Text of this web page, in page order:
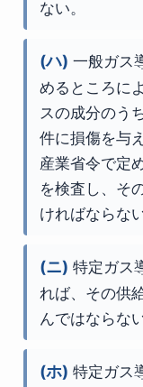
ない。
(ハ) 一般ガス
めるところに
スの成分のう
件に損傷を与
産業省令で定
を検査し、そ
ければならない
(ニ) 特定ガス
れば、その供
んではならない
(ホ) 特定ガス